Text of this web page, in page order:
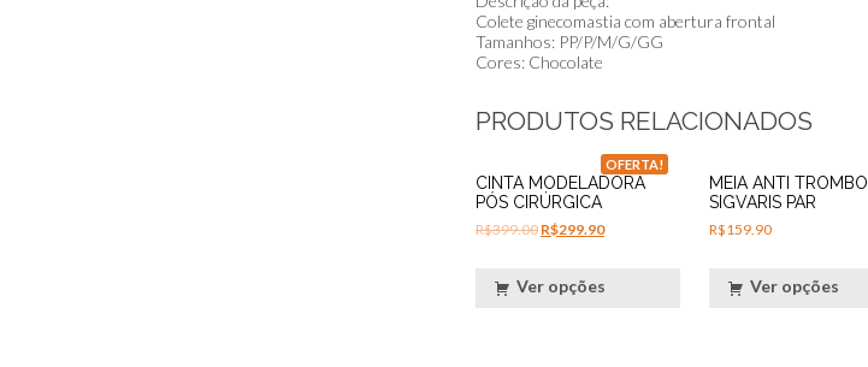
Colete ginecomastia com abertura frontal
Tamanhos: PP/P/M/G/GG
Cores: Chocolate
PRODUTOS RELACIONADOS
OFERTA!
CINTA MODELADORA
PÓS CIRÚRGICA
R$399.00 R$299.90
Ver opções
MEIA ANTI TROMBO
SIGVARIS PAR
R$159.90
Ver opções